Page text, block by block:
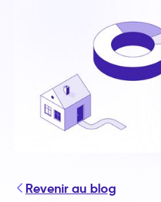
Revenir au blog